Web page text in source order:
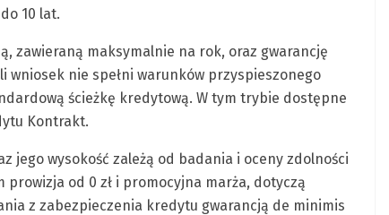
10 lat.
zawieraną maksymalnie na rok, oraz gwarancję
wniosek nie spełni warunków przyspieszonego
ścieżkę kredytową. W tym trybie dostępne
Kontrakt.
jego wysokość zależą od badania i oceny zdolności
od 0 zł i promocyjna marża, dotyczą
z zabezpieczenia kredytu gwarancją de minimis